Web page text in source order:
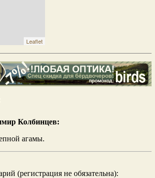
Leaflet
Колбинцев:
агамы.
(регистрация не обязательна):